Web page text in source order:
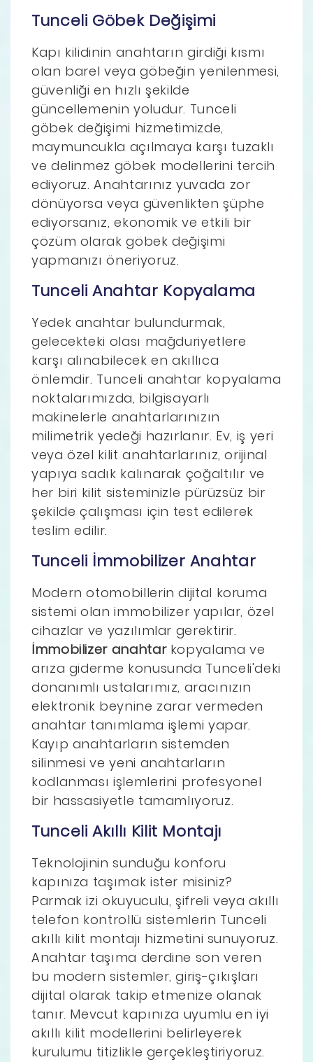
Tunceli Göbek Değişimi
Kapı kilidinin anahtarın girdiği kısmı
olan barel veya göbeğin yenilenmesi,
güvenliği en hızlı şekilde
güncellemenin yoludur. Tunceli
göbek değişimi hizmetimizde,
maymuncukla açılmaya karşı tuzaklı
ve delinmez göbek modellerini tercih
ediyoruz. Anahtarınız yuvada zor
dönüyorsa veya güvenlikten şüphe
ediyorsanız, ekonomik ve etkili bir
çözüm olarak göbek değişimi
yapmanızı öneriyoruz.
Tunceli Anahtar Kopyalama
Yedek anahtar bulundurmak,
gelecekteki olası mağduriyetlere
karşı alınabilecek en akıllıca
önlemdir. Tunceli anahtar kopyalama
noktalarımızda, bilgisayarlı
makinelerle anahtarlarınızın
milimetrik yedeği hazırlanır. Ev, iş yeri
veya özel kilit anahtarlarınız, orijinal
yapıya sadık kalınarak çoğaltılır ve
her biri kilit sisteminizle pürüzsüz bir
şekilde çalışması için test edilerek
teslim edilir.
Tunceli İmmobilizer Anahtar
Modern otomobillerin dijital koruma
sistemi olan immobilizer yapılar, özel
cihazlar ve yazılımlar gerektirir.
İmmobilizer anahtarkopyalama ve
arıza giderme konusunda Tunceli'deki
donanımlı ustalarımız, aracınızın
elektronik beynine zarar vermeden
anahtar tanımlama işlemi yapar.
Kayıp anahtarların sistemden
silinmesi ve yeni anahtarların
kodlanması işlemlerini profesyonel
bir hassasiyetle tamamlıyoruz.
Tunceli Akıllı Kilit Montajı
Teknolojinin sunduğu konforu
kapınıza taşımak ister misiniz?
Parmak izi okuyuculu, şifreli veya akıllı
telefon kontrollü sistemlerin Tunceli
akıllı kilit montajı hizmetini sunuyoruz.
Anahtar taşıma derdine son veren
bu modern sistemler, giriş-çıkışları
dijital olarak takip etmenize olanak
tanır. Mevcut kapınıza uyumlu en iyi
akıllı kilit modellerini belirleyerek
kurulumu titizlikle gerçekleştiriyoruz.